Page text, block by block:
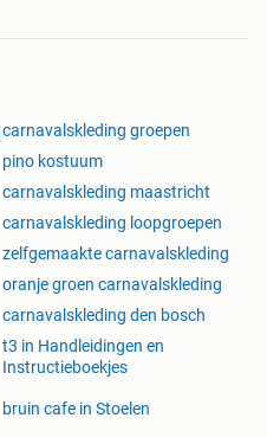
carnavalskleding groepen
pino kostuum
carnavalskleding maastricht
carnavalskleding loopgroepen
zelfgemaakte carnavalskleding
oranje groen carnavalskleding
carnavalskleding den bosch
t3 in Handleidingen en
Instructieboekjes
bruin cafe in Stoelen